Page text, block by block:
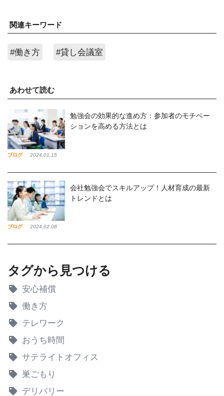
関連キーワード
#働き方 #貸し会議室
あわせて読む
ブログ 2024,01,15
勉強会の効果的な進め方：参加者のモチベー
ションを高める方法とは
ブログ 2024,02,08
会社勉強会でスキルアップ！人材育成の最新
トレンドとは
タグから見つける
安心補償
働き方
テレワーク
おうち時間
サテライトオフィス
巣ごもり
デリバリー